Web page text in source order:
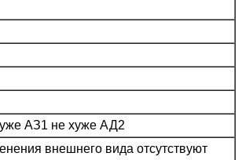
АЗ1 не хуже АД2
внешнего вида отсутствуют